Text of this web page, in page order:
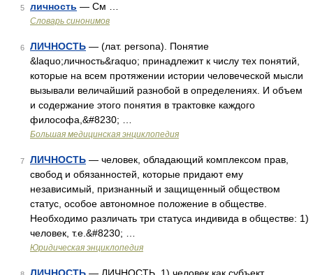
5 личность — См …
Словарь синонимов
6 ЛИЧНОСТЬ — (лат. persona). Понятие
&laquo;личность&raquo; принадлежит к числу тех понятий,
которые на всем протяжении истории человеческой мысли
вызывали величайший разнобой в определениях. И объем
и содержание этого понятия в трактовке каждого
философа,&#8230; …
Большая медицинская энциклопедия
7 ЛИЧНОСТЬ — человек, обладающий комплексом прав,
свобод и обязанностей, которые придают ему
независимый, признанный и защищенный обществом
статус, особое автономное положение в обществе.
Необходимо различать три статуса индивида в обществе: 1)
человек, т.е.&#8230; …
Юридическая энциклопедия